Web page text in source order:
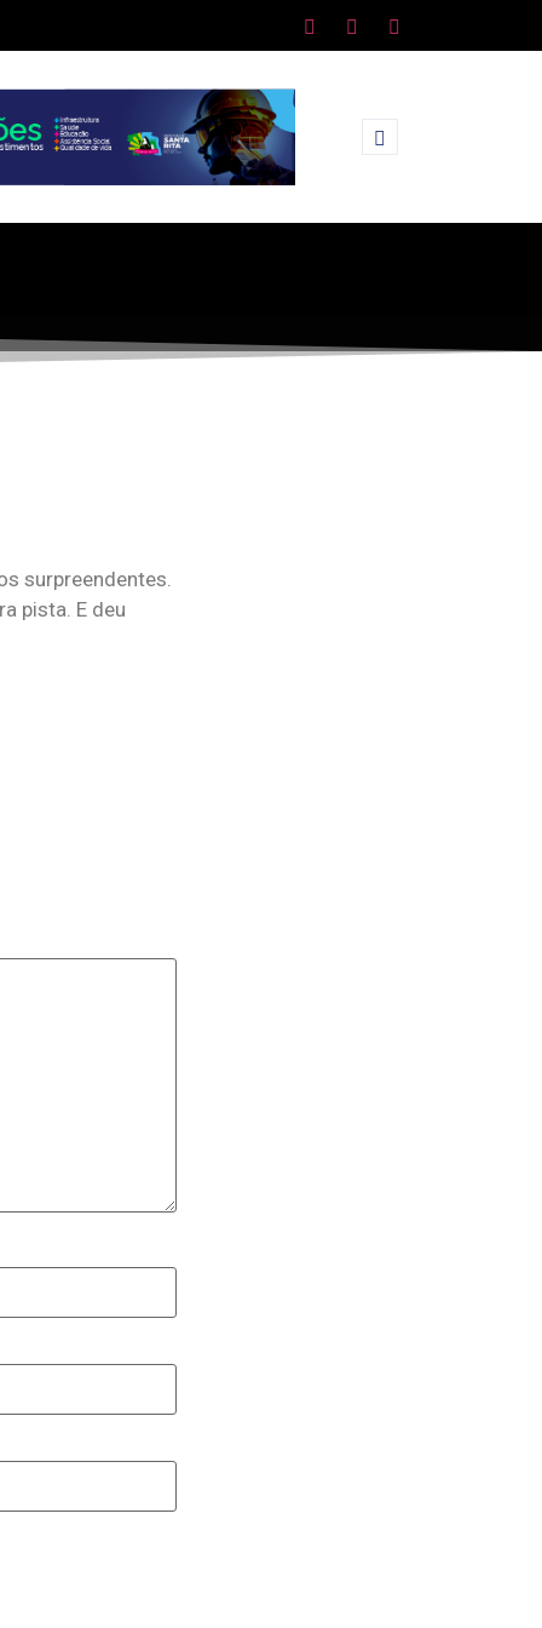
surpreendentes.
pista. E deu